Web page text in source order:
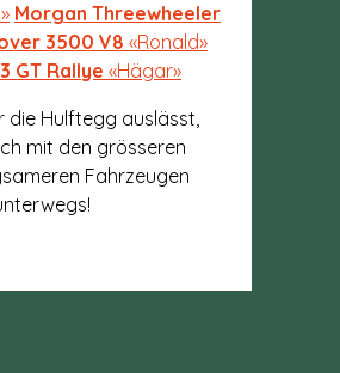
Morgan Threewheeler
3500 V8 «Ronald»
GT Rallye «Hägar»
die Hulftegg auslässt,
mit den grösseren
Fahrzeugen